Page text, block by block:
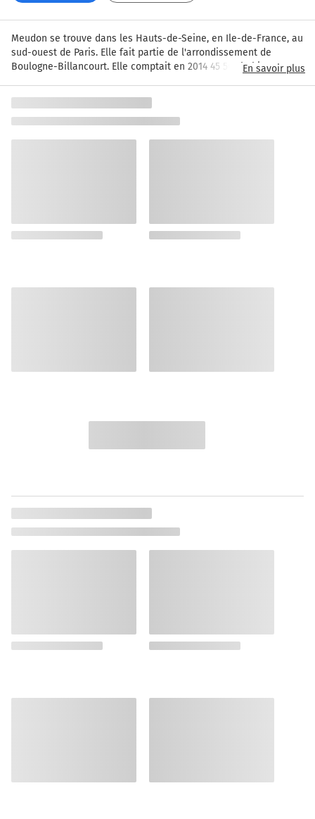
Meudon se trouve dans les Hauts-de-Seine, en Ile-de-France, au
sud-ouest de Paris. Elle fait partie de l'arrondissement de
Boulogne-Billancourt. Elle comptait en 2014 45 507 habitants. On
abrite le Menhir de la pierre au Moine.
En savoir plus